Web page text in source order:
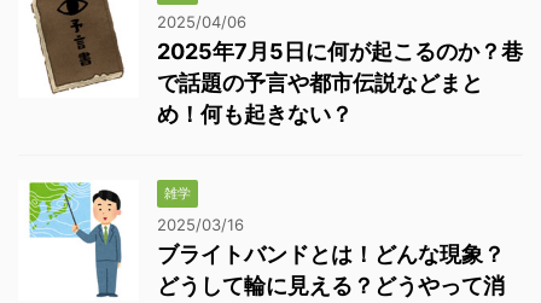
2025/04/06
2025年7月5日に何が起こるのか？巷
で話題の予言や都市伝説などまと
め！何も起きない？
雑学
2025/03/16
ブライトバンドとは！どんな現象？
どうして輪に見える？どうやって消